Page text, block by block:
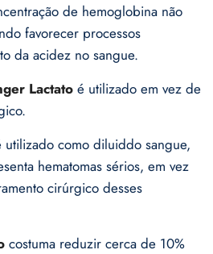
de hemoglobina não
favorecer processos
da acidez no sangue.
Lactato é utilizado em vez de
utilizado como diluiddo sangue,
hematomas sérios, em vez
cirúrgico desses
costuma reduzir cerca de 10%